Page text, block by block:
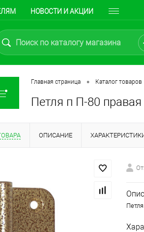
НОВОСТИ И АКЦИИ
Главная страница • Каталог товаров
Петля п П-80
ОПИСАНИЕ